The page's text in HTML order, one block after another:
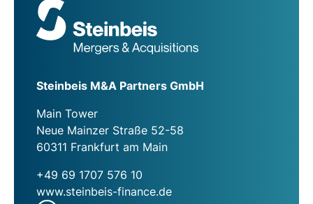
Steinbeis M&A Partners GmbH
Main Tower
Neue Mainzer Straße 52-58
60311 Frankfurt am Main
+49 69 1707 576 10
www.steinbeis-finance.de